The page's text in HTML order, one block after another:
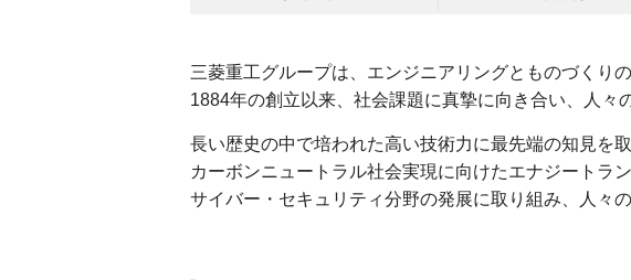
三菱重工グループは、エンジニアリングとものづくり
1884年の創立以来、社会課題に真摯に向き合い、人々
長い歴史の中で培われた高い技術力に最先端の知見を取
カーボンニュートラル社会実現に向けたエナジートラ
サイバー・セキュリティ分野の発展に取り組み、人々